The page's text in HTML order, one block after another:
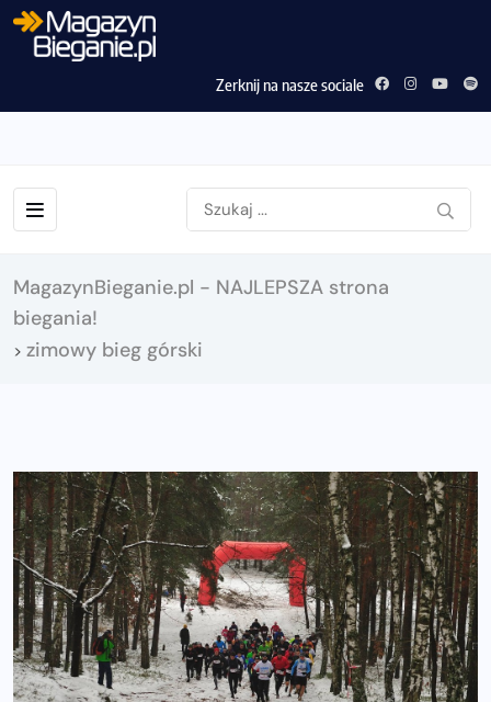
Zerknij na nasze sociale
MagazynBieganie.pl - NAJLEPSZA strona
biegania!
> zimowy bieg górski